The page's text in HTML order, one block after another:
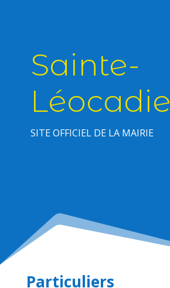
Sainte-
Léocadie
SITE OFFICIEL DE LA MAIRIE
Particuliers